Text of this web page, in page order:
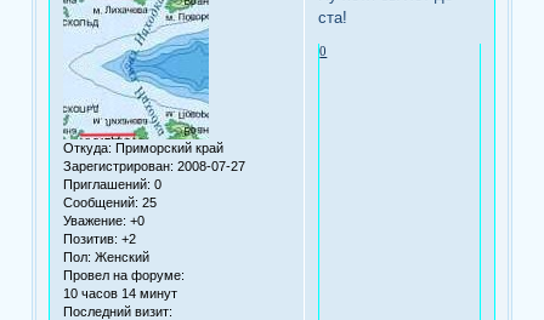
Откуда: Приморский край
Зарегистрирован: 2008-07-27
Приглашений: 0
Сообщений: 25
Уважение: +0
Позитив: +2
Пол: Женский
Провел на форуме:
10 часов 14 минут
Последний визит:
ста!
0